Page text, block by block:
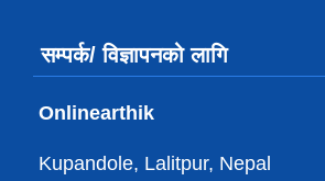
सम्पर्क/ विज्ञापनको लागि
Onlinearthik
Kupandole, Lalitpur, Nepal